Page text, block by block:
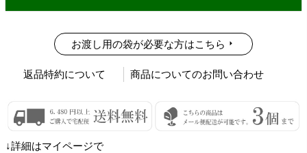
お渡し用の袋が必要な方はこちら
返品特約について 商品についてのお問い合わせ
↓詳細はマイページで